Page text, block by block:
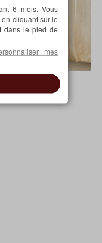
sur mesure.
6 mois. Vous
cliquant sur le
dans le pied de
mes